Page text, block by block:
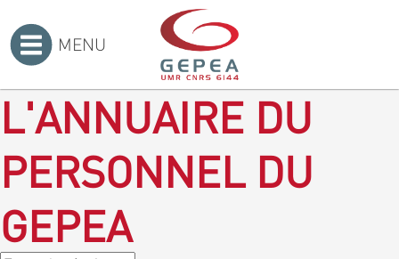
MENU
L'ANNUAIRE DU
PERSONNEL DU
GEPEA